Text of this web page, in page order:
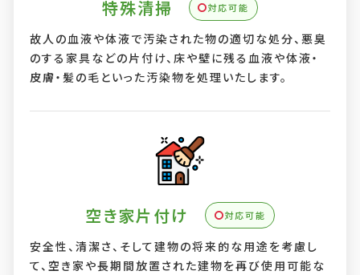
特殊清掃 対応可能
故人の血液や体液で汚染された物の適切な処分、悪臭
のする家具などの片付け、床や壁に残る血液や体液・
皮膚・髪の毛といった汚染物を処理いたします。
空き家片付け 対応可能
安全性、清潔さ、そして建物の将来的な用途を考慮し
て、空き家や長期間放置された建物を再び使用可能な